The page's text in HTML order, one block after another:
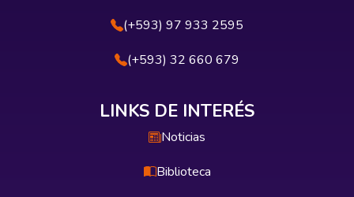
(+593) 97 933 2595
(+593) 32 660 679
LINKS DE INTERÉS
Noticias
Biblioteca